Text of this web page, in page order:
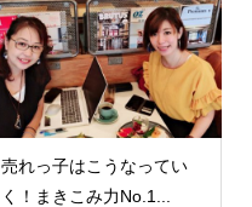
売れっ子はこうなってい
く！まきこみ力No.1...